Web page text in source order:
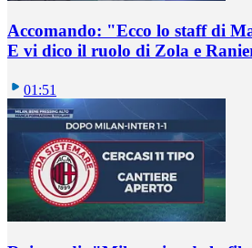
Accomando: "Ecco lo staff di
E vi dico il ruolo di Zola e
01:51